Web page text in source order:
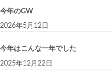
今年のGW
2026年5月12日
今年はこんな一年でした
2025年12月22日